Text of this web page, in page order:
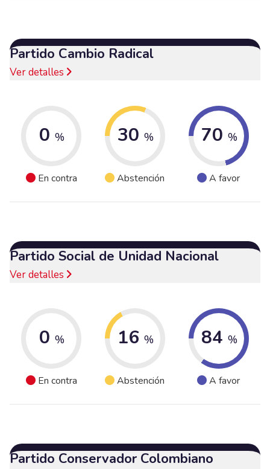
Partido Cambio Radical
Ver detalles
0 %
En contra
30 %
Abstención
70 %
A favor
Partido Social de Unidad Nacional
Ver detalles
0 %
En contra
16 %
Abstención
84 %
A favor
Partido Conservador Colombiano